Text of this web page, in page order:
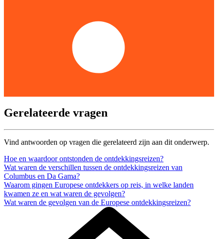
Gerelateerde vragen
Vind antwoorden op vragen die gerelateerd zijn aan dit onderwerp.
Hoe en waardoor ontstonden de ontdekkingsreizen?
Wat waren de verschillen tussen de ontdekkingsreizen van
Columbus en Da Gama?
Waarom gingen Europese ontdekkers op reis, in welke landen
kwamen ze en wat waren de gevolgen?
Wat waren de gevolgen van de Europese ontdekkingsreizen?